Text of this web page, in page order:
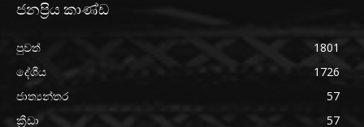
ජනප්‍රිය කාණ්ඩ
පුවත්
1801
දේශීය
1726
ජාත්‍යන්තර
57
ක්‍රීඩා
57